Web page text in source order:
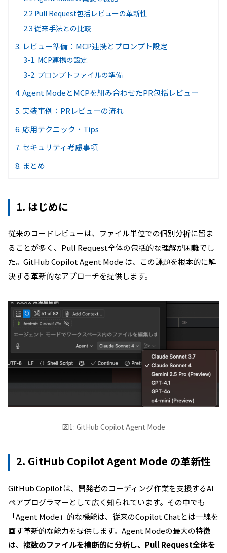
2.2 Pull Request包括レビューの革新性
2.3 従来手法との比較
3. レビュー準備：MCP連携とプロンプト設定
3-1. MCP連携の設定
3-2. プロンプトファイルの準備
4. Agent ModeとMCPを組み合わせたPR包括レビュー
5. 実装事例：PRレビューの流れ
6. 応用テクニック・Tips
7. セキュリティ考慮事項
8. まとめ
1. はじめに
従来のコードレビューは、ファイル単位での個別分析に留ま
ることが多く、Pull Request全体の包括的な理解が困難でし
た。GitHub Copilot Agent Mode は、この課題を根本的に解
決する革新的なアプローチを提供します。
図1: GitHub Copilot Agent Mode
2. GitHub Copilot Agent Mode の革新性
GitHub Copilotは、開発者のコーディング作業を支援するAI
ペアプログラマーとして広く知られています。その中でも
「Agent Mode」的な機能は、従来のCopilot Chatとは一線を
画す革新的な能力を提供します。Agent Modeの最大の特徴
は、 複数のファイルを横断的に分析し、Pull Request全体を